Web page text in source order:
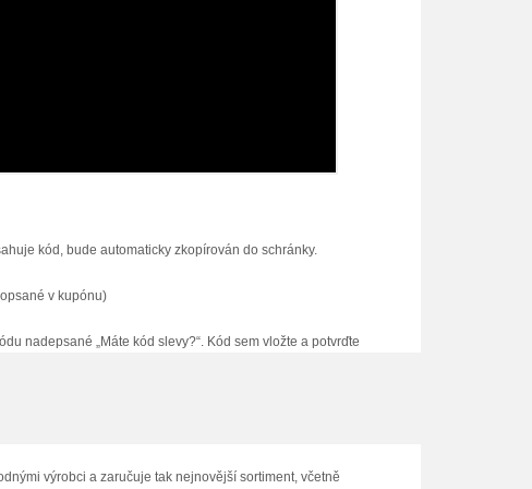
kód, bude automaticky zkopírován do schránky.
v kupónu)
nadepsané „Máte kód slevy?“. Kód sem vložte a potvrďte
výrobci a zaručuje tak nejnovější sortiment, včetně